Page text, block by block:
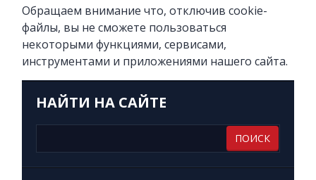
Обращаем внимание что, отключив cookie-
файлы, вы не сможете пользоваться
некоторыми функциями, сервисами,
инструментами и приложениями нашего сайта.
НАЙТИ НА САЙТЕ